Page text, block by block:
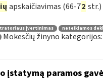
apskaičiavimas (66-72
įvertinimas neteikiamos
Mokesčių žinyno kategorijos:
įstatymą paramos